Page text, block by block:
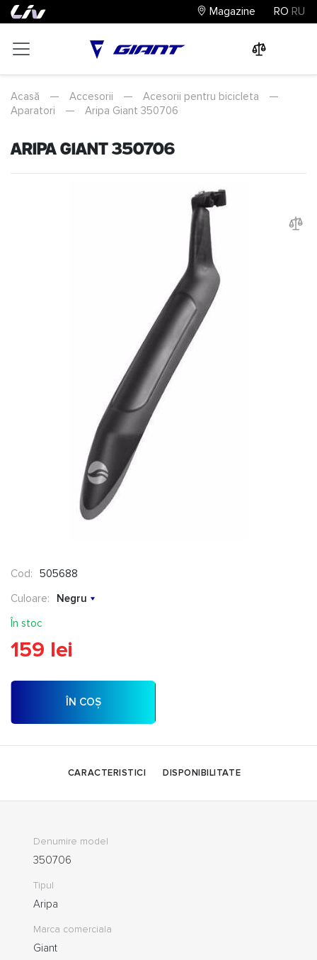
Magazine RO RU
Acasă — Accesorii — Acesorii pentru bicicleta
—
Aparatori
— Aripa Giant 350706
Aripa Giant 350706
Cod:
505688
Culoare:
Negru
În stoc
159 lei
ÎN COȘ
CARACTERISTICI DISPONIBILITATE
Denumire model
350706
Tipul
Aripa
Marca comerciala
Giant